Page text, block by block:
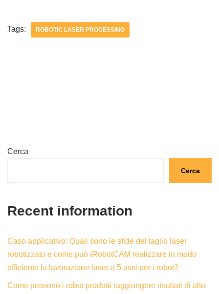
Tags: ROBOTIC LASER PROCESSING
Cerca
Cerca
Recent information
Caso applicativo: Quali sono le sfide del taglio laser
robotizzato e come può iRobotCAM realizzare in modo
efficiente la lavorazione laser a 5 assi per i robot?
Come possono i robot prodotti raggiungere risultati di alto